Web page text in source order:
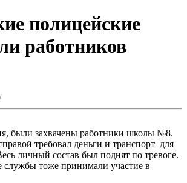
полицейские
работников
были захвачены работники школы №8.
требовал деньги и транспорт для
личный состав был поднят по тревоге.
службы тоже принимали участие в